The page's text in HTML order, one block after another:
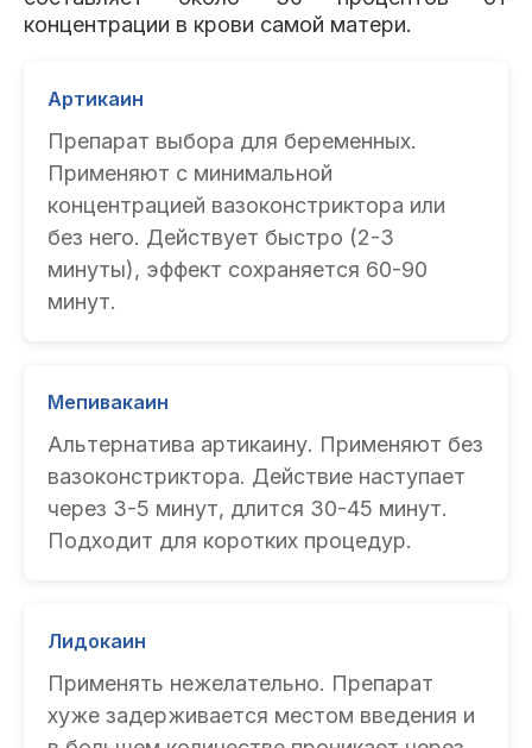
концентрации в крови самой матери.
Артикаин
Препарат выбора для беременных.
Применяют с минимальной
концентрацией вазоконстриктора или
без него. Действует быстро (2-3
минуты), эффект сохраняется 60-90
минут.
Мепивакаин
Альтернатива артикаину. Применяют без
вазоконстриктора. Действие наступает
через 3-5 минут, длится 30-45 минут.
Подходит для коротких процедур.
Лидокаин
Применять нежелательно. Препарат
хуже задерживается местом введения и